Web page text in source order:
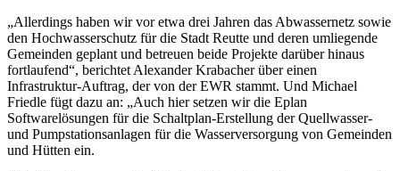
„Allerdings haben wir vor etwa drei Jahren das Abwassernetz sowie
den Hochwasserschutz für die Stadt Reutte und deren umliegende
Gemeinden geplant und betreuen beide Projekte darüber hinaus
fortlaufend“, berichtet Alexander Krabacher über einen
Infrastruktur-Auftrag, der von der EWR stammt. Und Michael
Friedle fügt dazu an: „Auch hier setzen wir die Eplan
Softwarelösungen für die Schaltplan-Erstellung der Quellwasser-
und Pumpstationsanlagen für die Wasserversorgung von Gemeinden
und Hütten ein.